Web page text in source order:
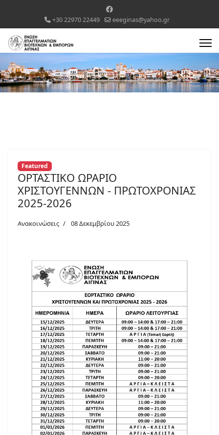
+30 22970 22449 eeeginas@yahoo.gr
Featured
ΟΡΤΑΣΤΙΚΟ ΩΡΑΡΙΟ
ΧΡΙΣΤΟΥΓΕΝΝΩΝ - ΠΡΩΤΟΧΡΟΝΙΑΣ
2025-2026
Ανακοινώσεις 08 Δεκεμβρίου 2025